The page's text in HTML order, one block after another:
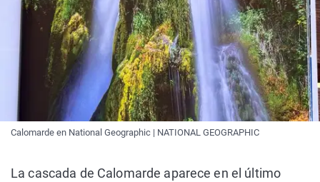
Calomarde en National Geographic | NATIONAL GEOGRAPHIC
La cascada de Calomarde aparece en el último